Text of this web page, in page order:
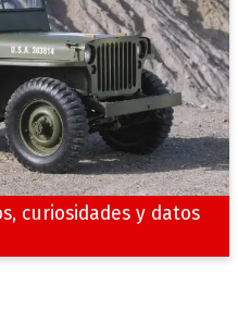
curiosidades y datos